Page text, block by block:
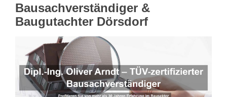
Bausachverständiger &
Baugutachter Dörsdorf